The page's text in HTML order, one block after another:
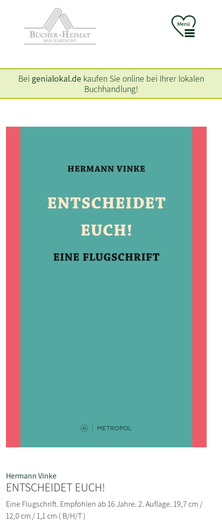
Bei genialokal.de kaufen Sie online bei Ihrer lokalen
Buchhandlung!
Hermann Vinke
ENTSCHEIDET EUCH!
Eine Flugschrift. Empfohlen ab 16 Jahre. 2. Auflage. 19,7 cm /
12,0 cm / 1,1 cm ( B/H/T )